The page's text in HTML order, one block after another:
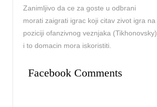
Zanimljivo da ce za goste u odbrani
morati zaigrati igrac koji citav zivot igra na
poziciji ofanzivnog veznjaka (Tikhonovsky)
i to domacin mora iskoristiti.
Facebook Comments